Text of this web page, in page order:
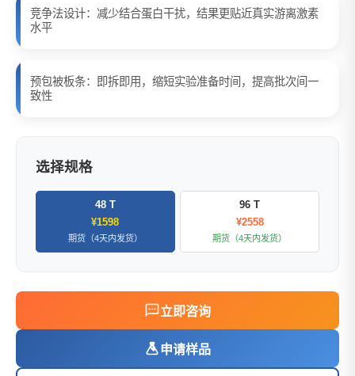
竞争法设计：减少结合蛋白干扰，结果更贴近真实游离激素
水平
预包被板条：即拆即用，缩短实验准备时间，提高批次间一
致性
选择规格
48 T
¥1598
期货（4天内发货）
96 T
¥2558
期货（4天内发货）
立即咨询
申请样品